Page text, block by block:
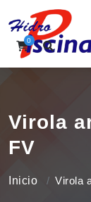
0
Virola
FV
Inicio Virola